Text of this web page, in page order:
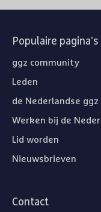
Populaire pagina's
ggz community
Leden
de Nederlandse ggz
Werken bij de
Lid worden
Nieuwsbrieven
Contact